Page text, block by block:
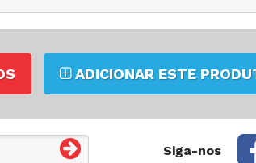
ADICIONAR ESTE
Siga-nos